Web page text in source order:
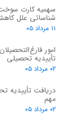
شناسائی علل
۱۱ مرداد ۰۵
امور
تأییدیه تحصیلی
۰۲ مرداد ۰۵
دریافت تأییدیه
مهم
۰۲ مرداد ۰۵